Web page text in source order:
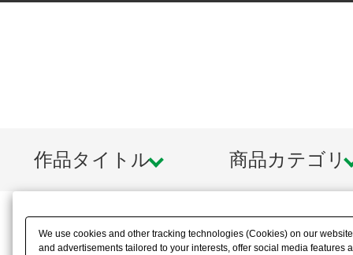
作品タイトル 商品カテゴリ
We use cookies and other tracking technologies (Cookies) on our
and advertisements tailored to your interests, offer social media features